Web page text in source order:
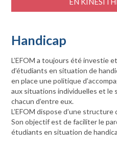
Handicap
L’EFOM a toujours été investie
d’étudiants en situation de
en place une politique
aux situations individuelles et le
chacun d’entre eux.
L’EFOM dispose d’une
Son objectif est de faciliter le
étudiants en situation de